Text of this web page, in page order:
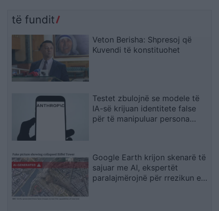
të fundit
Veton Berisha: Shpresoj që
Kuvendi të konstituohet
Testet zbulojnë se modele të
IA-së krijuan identitete false
për të manipuluar persona
Google Earth krijon skenarë të
sajuar me AI, ekspertët
paralajmërojnë për rrezikun e